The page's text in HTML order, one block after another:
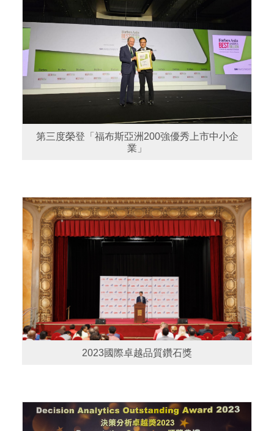
第三度榮登「福布斯亞洲200強優秀上市中小企
業」
2023國際卓越品質鑽石獎